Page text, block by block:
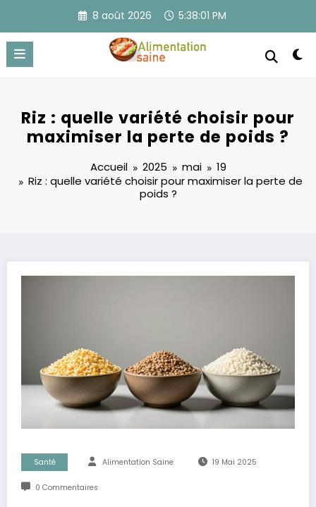
contenu
8 août 2026 5:38:01 PM
Riz : quelle variété choisir pour
maximiser la perte de poids ?
Accueil 2025 mai
19
Riz : quelle variété choisir pour maximiser la perte de
poids ?
Santé Alimentation Saine 19 Mai 2025
0 Commentaires